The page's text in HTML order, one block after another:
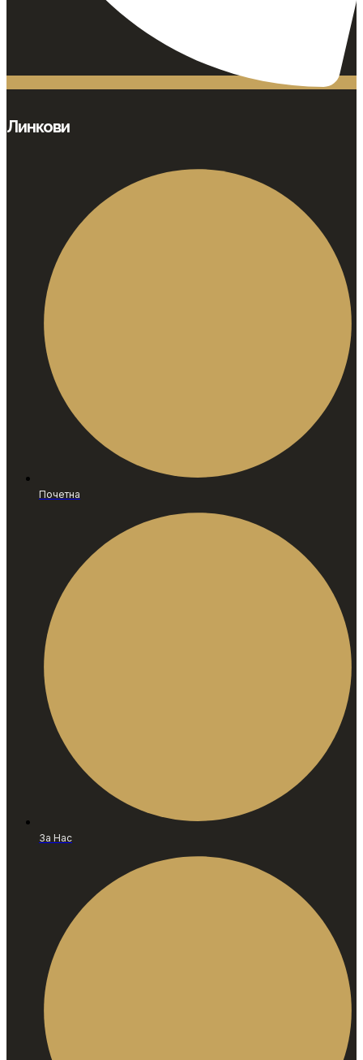
Линкови
Почетна
За Нас